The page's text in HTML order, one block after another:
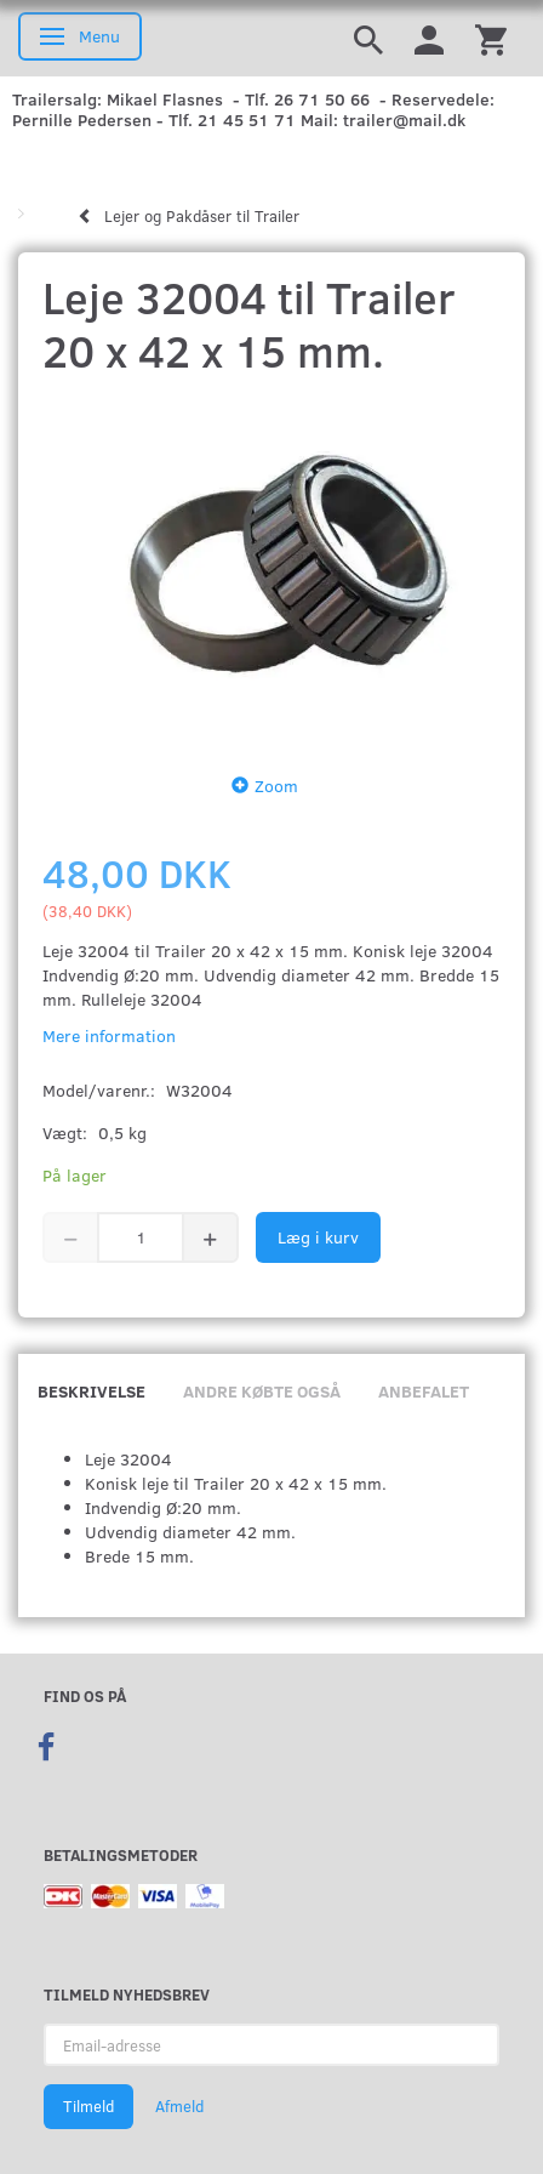
Skifte navigation
Menu
Trailersalg: Mikael Flasnes - Tlf. 26 71 50 66 - Reservedele:
Pernille Pedersen - Tlf. 21 45 51 71 Mail: trailer@mail.dk
Lejer og Pakdåser til Trailer
Leje 32004 til Trailer
20 x 42 x 15 mm.
Zoom
48,00 DKK
(38,40 DKK)
Leje 32004 til Trailer 20 x 42 x 15 mm. Konisk leje 32004
Indvendig Ø:20 mm. Udvendig diameter 42 mm. Bredde 15
mm. Rulleleje 32004
Mere information
Model/varenr.: W32004
Vægt: 0,5 kg
På lager
Læg i kurv
BESKRIVELSE ANDRE KØBTE OGSÅ ANBEFALET
Leje 32004
Konisk leje til Trailer 20 x 42 x 15 mm.
Indvendig Ø:20 mm.
Udvendig diameter 42 mm.
Brede 15 mm.
FIND OS PÅ
BETALINGSMETODER
TILMELD NYHEDSBREV
adresse
Tilmeld Afmeld